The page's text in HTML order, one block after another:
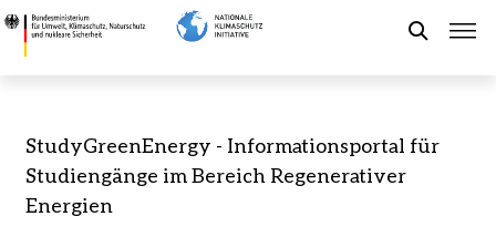
Direkt
zum
StudyGreenEnergy
Bereich
Regenerativer
Kommunaler Klimaschutz
StudyGreenEnergy - Informationsportal für
Studiengänge im Bereich Regenerativer
Energien